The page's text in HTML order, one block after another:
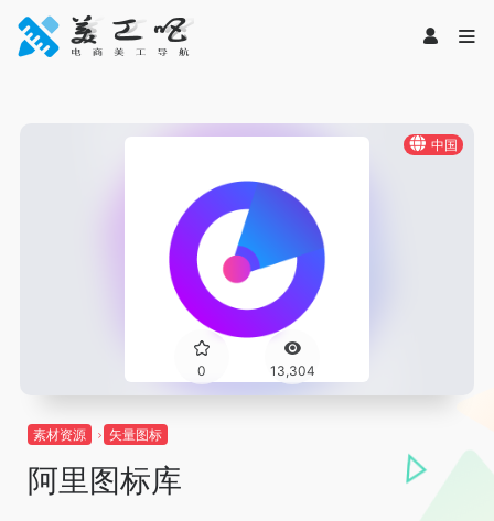
中国
0 13,304
素材资源 矢量图标
阿里图标库